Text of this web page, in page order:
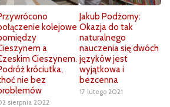
kolejowe
a
Cieszynem.
króciutka,
nie bez
sierpnia 2022
Jakub Podżorny:
Okazja do tak
naturalnego
nauczenia się dwóch
języków jest
wyjątkowa i
bezcenna
17 lutego 2021